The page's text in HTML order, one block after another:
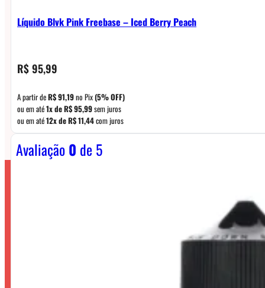
Líquido Blvk Pink Freebase – Iced Berry Peach
R$95,99
A partir deR$91,19no Pix(5% OFF)
ou em até1x deR$95,99sem juros
ou em até12x deR$11,44com juros
Avaliação0 de 5